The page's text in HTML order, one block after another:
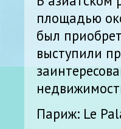
площадью
был
выступили
Париж: Le